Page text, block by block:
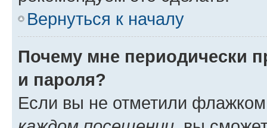
Вернуться к началу
Почему мне периодически
и пароля?
Если вы не отметили